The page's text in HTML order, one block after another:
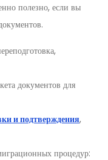
полезно, если вы
документов для
и подтверждения,
процедур: